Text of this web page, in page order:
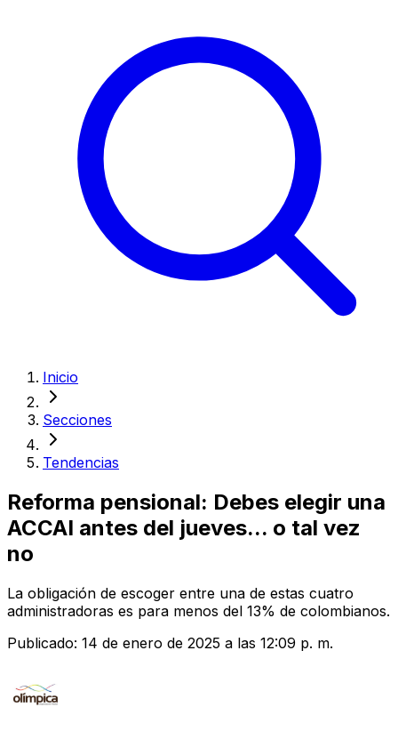
Inicio
Secciones
Tendencias
Reforma pensional: Debes elegir una
ACCAI antes del jueves... o tal vez
no
La obligación de escoger entre una de estas cuatro
administradoras es para menos del 13% de colombianos.
Publicado: 14 de enero de 2025 a las 12:09 p. m.